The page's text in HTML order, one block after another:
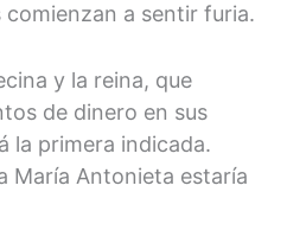
a sentir furia.
y la reina, que
de dinero en sus
la primera indicada.
María Antonieta estaría